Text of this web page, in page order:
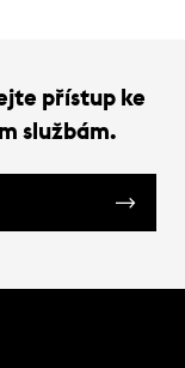
přístup ke
službám.